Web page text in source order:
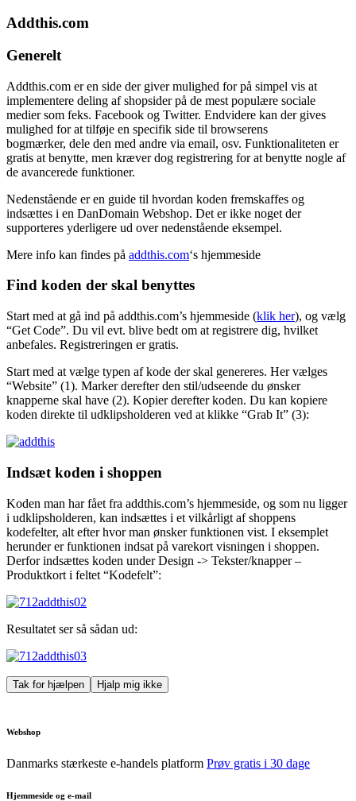
Addthis.com
Generelt
Addthis.com er en side der giver mulighed for på simpel vis at
implementere deling af shopsider på de mest populære sociale
medier som feks. Facebook og Twitter. Endvidere kan der gives
mulighed for at tilføje en specifik side til browserens
bogmærker, dele den med andre via email, osv. Funktionaliteten er
gratis at benytte, men kræver dog registrering for at benytte nogle af
de avancerede funktioner.
Nedenstående er en guide til hvordan koden fremskaffes og
indsættes i en DanDomain Webshop. Det er ikke noget der
supporteres yderligere ud over nedenstående eksempel.
Mere info kan findes på addthis.com‘s hjemmeside
Find koden der skal benyttes
Start med at gå ind på addthis.com’s hjemmeside (klik her), og vælg
“Get Code”. Du vil evt. blive bedt om at registrere dig, hvilket
anbefales. Registreringen er gratis.
Start med at vælge typen af kode der skal genereres. Her vælges
“Website” (1). Marker derefter den stil/udseende du ønsker
knapperne skal have (2). Kopier derefter koden. Du kan kopiere
koden direkte til udklipsholderen ved at klikke “Grab It” (3):
Indsæt koden i shoppen
Koden man har fået fra addthis.com’s hjemmeside, og som nu ligger
i udklipsholderen, kan indsættes i et vilkårligt af shoppens
kodefelter, alt efter hvor man ønsker funktionen vist. I eksemplet
herunder er funktionen indsat på varekort visningen i shoppen.
Derfor indsættes koden under Design -> Tekster/knapper –
Produktkort i feltet “Kodefelt”:
Resultatet ser så sådan ud:
Tak for hjælpen Hjalp mig ikke
Webshop
Danmarks stærkeste e-handels platform Prøv gratis i 30 dage
Hjemmeside og e-mail